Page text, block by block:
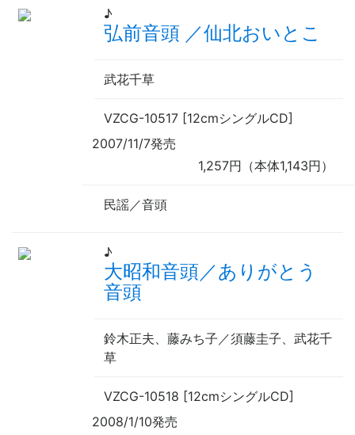
♪
弘前音頭 ／仙北おいとこ
武花千草
VZCG-10517 [12cmシングルCD]
2007/11/7発売
1,257円（本体1,143円）
民謡／音頭
♪
大昭和音頭／ありがとう
音頭
鈴木正夫、藤みち子／須藤圭子、武花千
草
VZCG-10518 [12cmシングルCD]
2008/1/10発売